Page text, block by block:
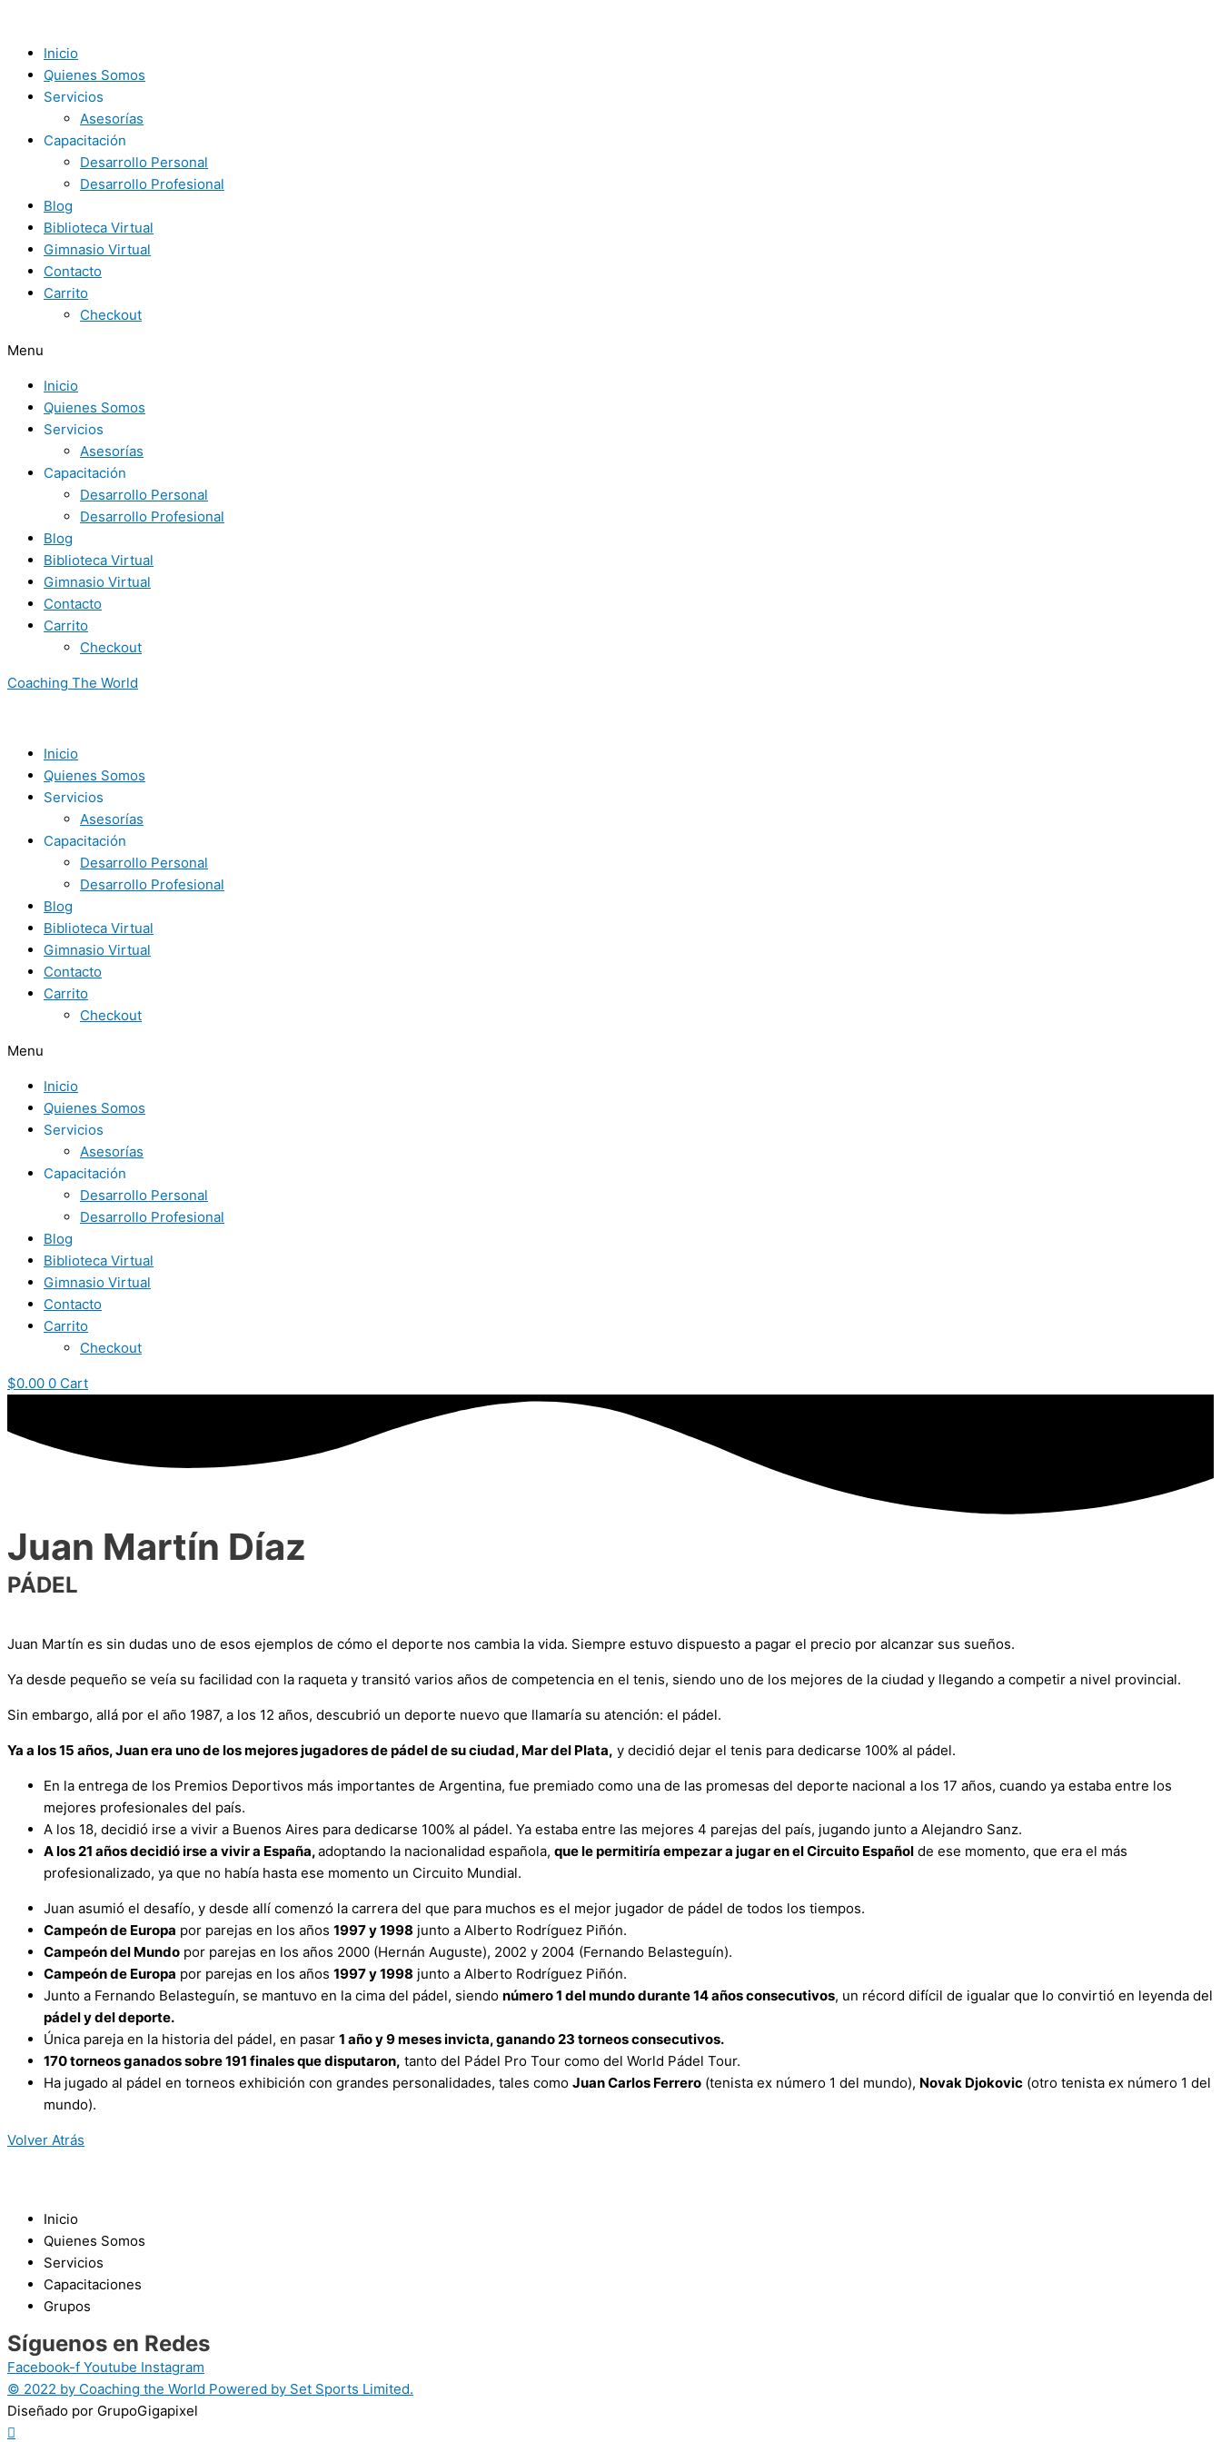
contenido
Inicio
Quienes Somos
Servicios
Asesorías
Capacitación
Desarrollo Personal
Desarrollo Profesional
Blog
Biblioteca Virtual
Gimnasio Virtual
Contacto
Carrito
Checkout
Menu
Inicio
Quienes Somos
Servicios
Asesorías
Capacitación
Desarrollo Personal
Desarrollo Profesional
Blog
Biblioteca Virtual
Gimnasio Virtual
Contacto
Carrito
Checkout
Coaching The World
Inicio
Quienes Somos
Servicios
Asesorías
Capacitación
Desarrollo Personal
Desarrollo Profesional
Blog
Biblioteca Virtual
Gimnasio Virtual
Contacto
Carrito
Checkout
Menu
Inicio
Quienes Somos
Servicios
Asesorías
Capacitación
Desarrollo Personal
Desarrollo Profesional
Blog
Biblioteca Virtual
Gimnasio Virtual
Contacto
Carrito
Checkout
$0.00 0 Cart
Juan Martín Díaz
PÁDEL
Juan Martín es sin dudas uno de esos ejemplos de cómo el deporte nos cambia la vida. Siempre estuvo dispuesto a pagar el precio por alcanzar sus sueños.
Ya desde pequeño se veía su facilidad con la raqueta y transitó varios años de competencia en el tenis, siendo uno de los mejores de la ciudad y llegando a competir a nivel provincial.
Sin embargo, allá por el año 1987, a los 12 años, descubrió un deporte nuevo que llamaría su atención: el pádel.
Ya a los 15 años, Juan era uno de los mejores jugadores de pádel de su ciudad, Mar del Plata, y decidió dejar el tenis para dedicarse 100% al pádel.
En la entrega de los Premios Deportivos más importantes de Argentina, fue premiado como una de las promesas del deporte nacional a los 17 años, cuando ya estaba entre los
mejores profesionales del país.
A los 18, decidió irse a vivir a Buenos Aires para dedicarse 100% al pádel. Ya estaba entre las mejores 4 parejas del país, jugando junto a Alejandro Sanz.
A los 21 años decidió irse a vivir a España,adoptando la nacionalidad española, que le permitiría empezar a jugar en el Circuito Español de ese momento, que era el más
profesionalizado, ya que no había hasta ese momento un Circuito Mundial.
​Juan asumió el desafío, y desde allí comenzó la carrera del que para muchos es el mejor jugador de pádel de todos los tiempos.
Campeón de Europa por parejas en los años 1997 y 1998 junto a Alberto Rodríguez Piñón.
Campeón del Mundo por parejas en los años 2000 (Hernán Auguste), 2002 y 2004 (Fernando Belasteguín).
Campeón de Europa por parejas en los años 1997 y 1998 junto a Alberto Rodríguez Piñón.
Junto a Fernando Belasteguín, se mantuvo en la cima del pádel, siendo número 1 del mundo durante 14 años consecutivos, un récord difícil de igualar que lo convirtió en leyenda del
pádel y del deporte.
Única pareja en la historia del pádel, en pasar 1 año y 9 meses invicta, ganando 23 torneos consecutivos.
170 torneos ganados sobre 191 finales que disputaron, tanto del Pádel Pro Tour como del World Pádel Tour.
Ha jugado al pádel en torneos exhibición con grandes personalidades, tales como Juan Carlos Ferrero (tenista ex número 1 del mundo), Novak Djokovic (otro tenista ex número 1 del
mundo).
Volver Atrás
Inicio
Quienes Somos
Servicios
Capacitaciones
Grupos
Síguenos en Redes
Facebook-f Youtube Instagram
© 2022 by Coaching the World Powered by Set Sports Limited.
Diseñado por GrupoGigapixel